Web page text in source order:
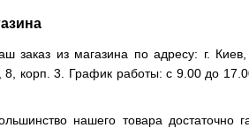
заказ из магазина по адресу: г.
8, корп. 3. График работы: с 9.00 до
нашего товара достаточно